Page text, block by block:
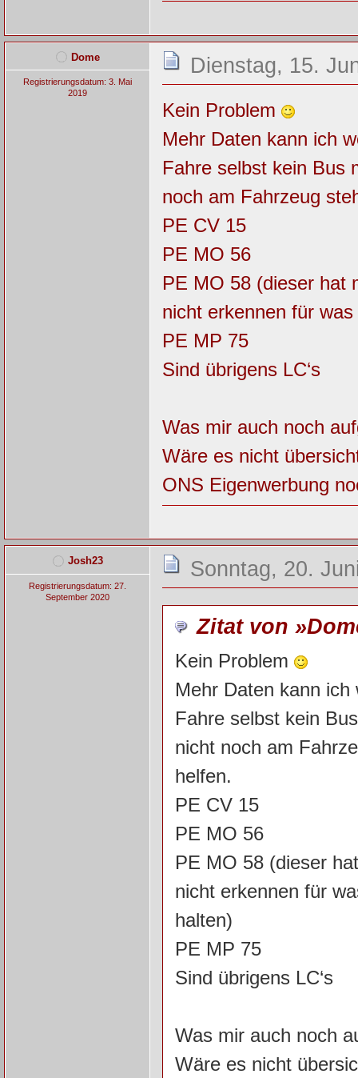
Dome
Registrierungsdatum: 3. Mai
2019
Dienstag, 15.
Kein Problem
Mehr Daten kann ich
Fahre selbst kein Bus
noch am Fahrzeug
PE CV 15
PE MO 56
PE MO 58 (dieser hat
nicht erkennen für
PE MP 75
Sind übrigens LC‘s
Was mir auch noch
Wäre es nicht
ONS Eigenwerbung
Josh23
Registrierungsdatum: 27.
September 2020
Sonntag, 20.
Zitat von
Kein Problem
Mehr Daten kann
Fahre selbst kein
nicht noch am
helfen.
PE CV 15
PE MO 56
PE MO 58 (dieser
nicht erkennen für
halten)
PE MP 75
Sind übrigens LC‘s
Was mir auch noch
Wäre es nicht